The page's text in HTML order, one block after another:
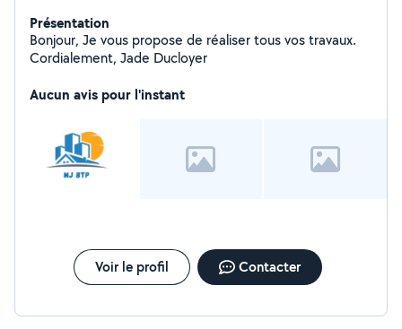
Présentation
Bonjour, Je vous propose de réaliser tous vos travaux.
Cordialement, Jade Ducloyer
Aucun avis pour l'instant
Voir le profil Contacter